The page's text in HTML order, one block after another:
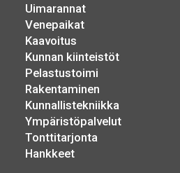
Uimarannat
Venepaikat
Kaavoitus
Kunnan kiinteistöt
Pelastustoimi
Rakentaminen
Kunnallistekniikka
Ympäristöpalvelut
Tonttitarjonta
Hankkeet